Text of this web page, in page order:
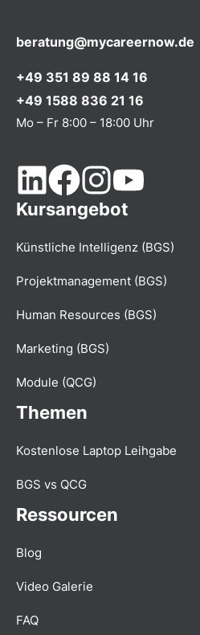
beratung@mycareernow.de
+49 351 89 88 14 16
+49 1588 836 21 16
Mo – Fr 8:00 – 18:00 Uhr
Kursangebot
Künstliche Intelligenz (BGS)
Projektmanagement (BGS)
Human Resources (BGS)
Marketing (BGS)
Module (QCG)
Themen
Kostenlose Laptop Leihgabe
BGS vs QCG
Ressourcen
Blog
Video Galerie
FAQ